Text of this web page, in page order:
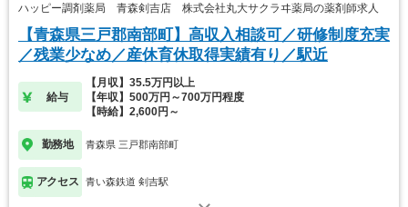
ハッピー調剤薬局 青森剣吉店 株式会社丸大サクラヰ薬局の薬剤師求人
【青森県三戸郡南部町】高収入相談可／研修制度充実
／残業少なめ／産休育休取得実績有り／駅近
給与
【月収】35.5万円以上
【年収】500万円～700万円程度
【時給】2,600円～
勤務地 青森県 三戸郡南部町
アクセス 青い森鉄道 剣吉駅